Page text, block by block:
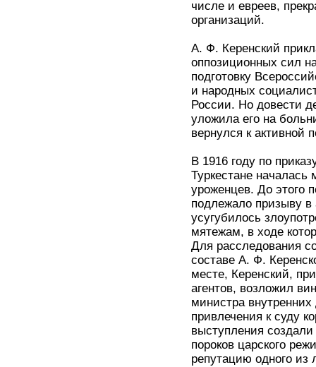
числе и евреев,
организаций.
А. Ф. Керенский
оппозиционных сил
подготовку
и народных
России. Но довести
уложила его на
вернулся к активной
В 1916 году по
Туркестане
уроженцев. До этого
подлежало призыву
усугубилось
мятежам, в ходе
Для расследования
составе А. Ф.
месте, Керенский,
агентов, возложил
министра
привлечения к суду
выступления
пороков царского
репутацию одного из